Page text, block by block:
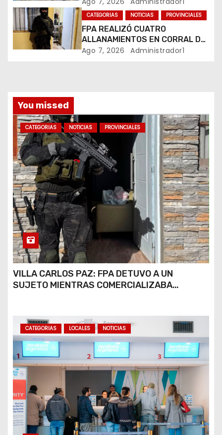
a
d
a
BUENOS AIRES
CATEGORIAS NOTICIAS PROVINCIALES
FPA REALIZÓ CUATRO
ALLANAMIENTOS EN CORRAL DE
BUSTOS-IFFLINGER
Ago 7, 2026 Administrador1
You missed
CATEGORIAS NOTICIAS PROVINCIALES
VILLA CARLOS PAZ: FPA DETUVO A UN
SUJETO MIENTRAS COMERCIALIZABA
CATEGORIAS LOCALES NOTICIAS